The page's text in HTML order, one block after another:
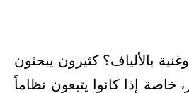
بالألياف؟ كثيرون يبحثون
إذا كانوا يتبعون نظاماً